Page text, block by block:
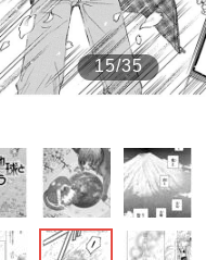
ノ富士に激怒され...
15/35